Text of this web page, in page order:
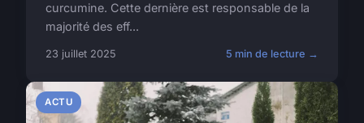
curcumine. Cette dernière est responsable de la
majorité des eff...
23 juillet 2025 5 min de lecture →
ACTU